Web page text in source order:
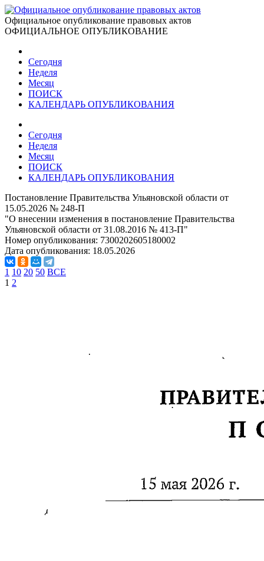
Официальное опубликование правовых актов
ОФИЦИАЛЬНОЕ ОПУБЛИКОВАНИЕ
Сегодня
Неделя
Месяц
ПОИСК
КАЛЕНДАРЬ ОПУБЛИКОВАНИЯ
Сегодня
Неделя
Месяц
ПОИСК
КАЛЕНДАРЬ ОПУБЛИКОВАНИЯ
Постановление Правительства Ульяновской области от
15.05.2026 № 248-П
"О внесении изменения в постановление Правительства
Ульяновской области от 31.08.2016 № 413-П"
Номер опубликования: 7300202605180002
Дата опубликования: 18.05.2026
1 10 20 50 ВСЕ
1 2